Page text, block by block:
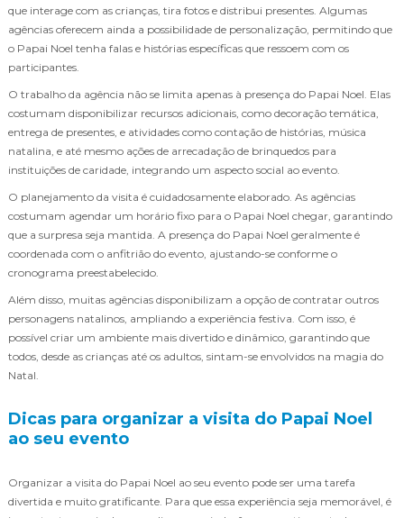
que interage com as crianças, tira fotos e distribui presentes. Algumas
agências oferecem ainda a possibilidade de personalização, permitindo que
o Papai Noel tenha falas e histórias específicas que ressoem com os
participantes.
O trabalho da agência não se limita apenas à presença do Papai Noel. Elas
costumam disponibilizar recursos adicionais, como decoração temática,
entrega de presentes, e atividades como contação de histórias, música
natalina, e até mesmo ações de arrecadação de brinquedos para
instituições de caridade, integrando um aspecto social ao evento.
O planejamento da visita é cuidadosamente elaborado. As agências
costumam agendar um horário fixo para o Papai Noel chegar, garantindo
que a surpresa seja mantida. A presença do Papai Noel geralmente é
coordenada com o anfitrião do evento, ajustando-se conforme o
cronograma preestabelecido.
Além disso, muitas agências disponibilizam a opção de contratar outros
personagens natalinos, ampliando a experiência festiva. Com isso, é
possível criar um ambiente mais divertido e dinâmico, garantindo que
todos, desde as crianças até os adultos, sintam-se envolvidos na magia do
Natal.
Dicas para organizar a visita do Papai Noel
ao seu evento
Organizar a visita do Papai Noel ao seu evento pode ser uma tarefa
divertida e muito gratificante. Para que essa experiência seja memorável, é